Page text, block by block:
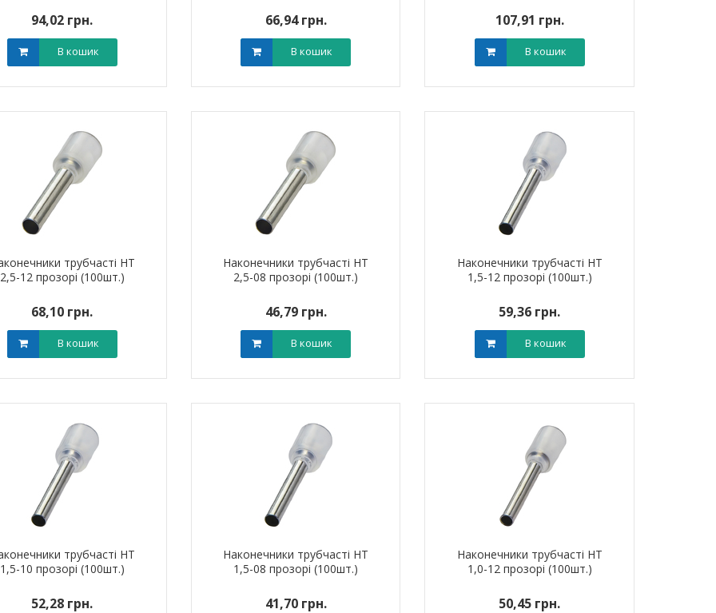
В кошик В кошик
94,02 грн.
В кошик
66,94 грн.
В кошик
107,91 грн.
В кошик
трубчасті НТ
2,5-12 прозорі (100шт.)
68,10 грн.
В кошик
Наконечники трубчасті НТ
2,5-08 прозорі (100шт.)
46,79 грн.
В кошик
Наконечники трубчасті НТ
1,5-12 прозорі (100шт.)
59,36 грн.
В кошик
трубчасті НТ
1,5-10 прозорі (100шт.)
52,28 грн.
Наконечники трубчасті НТ
1,5-08 прозорі (100шт.)
41,70 грн.
Наконечники трубчасті НТ
1,0-12 прозорі (100шт.)
50,45 грн.